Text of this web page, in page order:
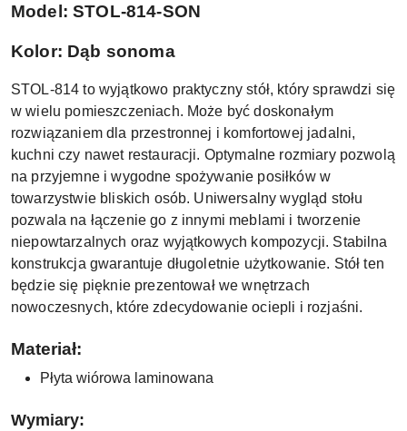
Model: STOL-814-SON
Kolor: Dąb sonoma
STOL-814 to wyjątkowo praktyczny stół, który sprawdzi się
w wielu pomieszczeniach. Może być doskonałym
rozwiązaniem dla przestronnej i komfortowej jadalni,
kuchni czy nawet restauracji. Optymalne rozmiary pozwolą
na przyjemne i wygodne spożywanie posiłków w
towarzystwie bliskich osób. Uniwersalny wygląd stołu
pozwala na łączenie go z innymi meblami i tworzenie
niepowtarzalnych oraz wyjątkowych kompozycji. Stabilna
konstrukcja gwarantuje długoletnie użytkowanie. Stół ten
będzie się pięknie prezentował we wnętrzach
nowoczesnych, które zdecydowanie ociepli i rozjaśni.
Materiał:
Płyta wiórowa laminowana
Wymiary: